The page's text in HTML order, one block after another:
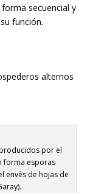
secuencial y
función.
alternos
por el
forma esporas
envés de hojas de